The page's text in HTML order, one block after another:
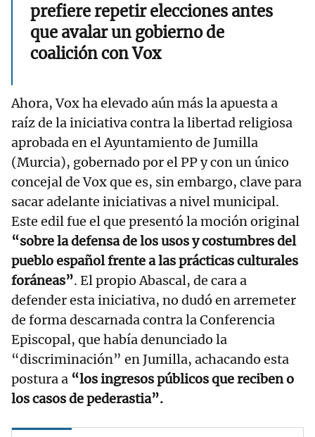
prefiere repetir elecciones antes
que avalar un gobierno de
coalición con Vox
Ahora, Vox ha elevado aún más la apuesta a
raíz de la iniciativa contra la libertad religiosa
aprobada en el Ayuntamiento de Jumilla
(Murcia), gobernado por el PP y con un único
concejal de Vox que es, sin embargo, clave para
sacar adelante iniciativas a nivel municipal.
Este edil fue el que presentó la moción original
“sobre la defensa de los usos y costumbres del
pueblo español frente a las prácticas culturales
foráneas”. El propio Abascal, de cara a
defender esta iniciativa, no dudó en arremeter
de forma descarnada contra la Conferencia
Episcopal, que había denunciado la
“discriminación” en Jumilla, achacando esta
postura a “los ingresos públicos que reciben o
los casos de pederastia”.